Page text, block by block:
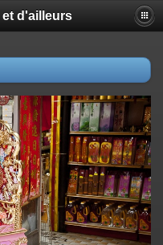
d'ailleurs